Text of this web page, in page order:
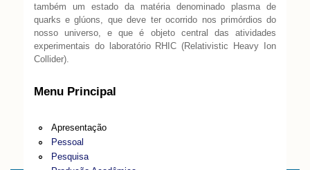
também um estado da matéria denominado plasma de
quarks e glúons, que deve ter ocorrido nos primórdios do
nosso universo, e que é objeto central das atividades
experimentais do laboratório RHIC (Relativistic Heavy Ion
Collider).
Menu Principal
Apresentação
Pessoal
Pesquisa